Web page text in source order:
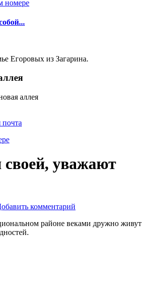
номере
Егоровых из Загарина.
своей, уважают
комментарий
районе веками дружно живут